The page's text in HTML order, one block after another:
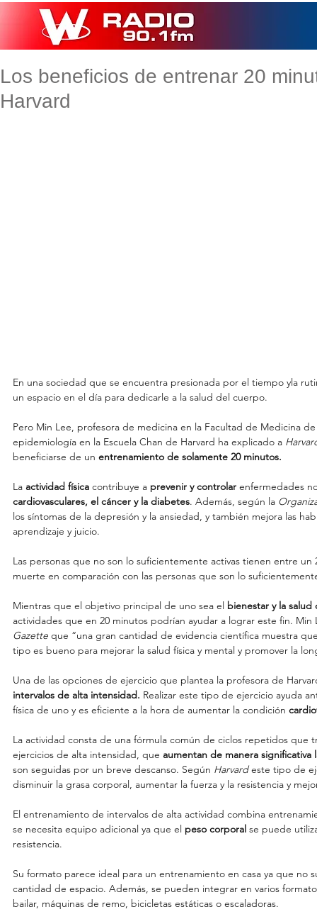
Los beneficios de entrenar 20
Harvard
En una sociedad que se encuentra presionada por el tiempo yla
un espacio en el día para dedicarle a la salud del cuerpo.
Pero Min Lee, profesora de medicina en la Facultad de Medicina
epidemiología en la Escuela Chan de Harvard ha explicado a
beneficiarse de un entrenamiento de solamente 20 minutos.
La actividad física contribuye a prevenir y controlar enfermedades
cardiovasculares, el cáncer y la diabetes. Además, según la
los síntomas de la depresión y la ansiedad, y también mejora las
aprendizaje y juicio.
Las personas que no son lo suficientemente activas tienen entre
muerte en comparación con las personas que son lo
Mientras que el objetivo principal de uno sea el bienestar y la
actividades que en 20 minutos podrían ayudar a lograr este fin.
Gazette que “una gran cantidad de evidencia científica muestra
tipo es bueno para mejorar la salud física y mental y promover la
Una de las opciones de ejercicio que plantea la profesora de
intervalos de alta intensidad. Realizar este tipo de ejercicio ayuda
física de uno y es eficiente a la hora de aumentar la condición
La actividad consta de una fórmula común de ciclos repetidos que
ejercicios de alta intensidad, que aumentan de manera significativa
son seguidas por un breve descanso. Según Harvard este tipo de
disminuir la grasa corporal, aumentar la fuerza y la resistencia y
El entrenamiento de intervalos de alta actividad combina
se necesita equipo adicional ya que el peso corporal se puede
resistencia.
Su formato parece ideal para un entrenamiento en casa ya que no
cantidad de espacio. Además, se pueden integrar en varios
bailar, máquinas de remo, bicicletas estáticas o escaladoras.